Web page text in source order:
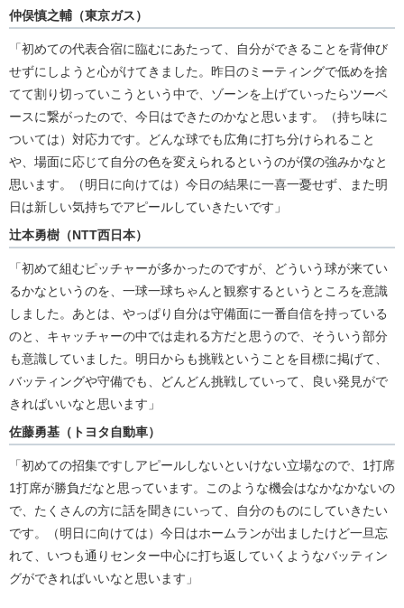
仲俣慎之輔（東京ガス）
「初めての代表合宿に臨むにあたって、自分ができることを背伸び
せずにしようと心がけてきました。昨日のミーティングで低めを捨
てて割り切っていこうという中で、ゾーンを上げていったらツーベ
ースに繋がったので、今日はできたのかなと思います。（持ち味に
ついては）対応力です。どんな球でも広角に打ち分けられること
や、場面に応じて自分の色を変えられるというのが僕の強みかなと
思います。（明日に向けては）今日の結果に一喜一憂せず、また明
日は新しい気持ちでアピールしていきたいです」
辻本勇樹（NTT西日本）
「初めて組むピッチャーが多かったのですが、どういう球が来てい
るかなというのを、一球一球ちゃんと観察するというところを意識
しました。あとは、やっぱり自分は守備面に一番自信を持っている
のと、キャッチャーの中では走れる方だと思うので、そういう部分
も意識していました。明日からも挑戦ということを目標に掲げて、
バッティングや守備でも、どんどん挑戦していって、良い発見がで
きればいいなと思います」
佐藤勇基（トヨタ自動車）
「初めての招集ですしアピールしないといけない立場なので、1打席
1打席が勝負だなと思っています。このような機会はなかなかないの
で、たくさんの方に話を聞きにいって、自分のものにしていきたい
です。（明日に向けては）今日はホームランが出ましたけど一旦忘
れて、いつも通りセンター中心に打ち返していくようなバッティン
グができればいいなと思います」